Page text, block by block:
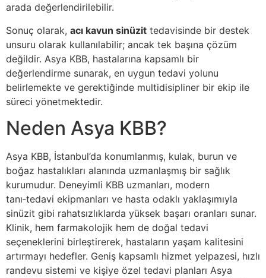
arada değerlendirilebilir.
Sonuç olarak, acı kavun sinüzit tedavisinde bir destek
unsuru olarak kullanılabilir; ancak tek başına çözüm
değildir. Asya KBB, hastalarına kapsamlı bir
değerlendirme sunarak, en uygun tedavi yolunu
belirlemekte ve gerektiğinde multidisipliner bir ekip ile
süreci yönetmektedir.
Neden Asya KBB?
Asya KBB, İstanbul’da konumlanmış, kulak, burun ve
boğaz hastalıkları alanında uzmanlaşmış bir sağlık
kurumudur. Deneyimli KBB uzmanları, modern
tanı‑tedavi ekipmanları ve hasta odaklı yaklaşımıyla
sinüzit gibi rahatsızlıklarda yüksek başarı oranları sunar.
Klinik, hem farmakolojik hem de doğal tedavi
seçeneklerini birleştirerek, hastaların yaşam kalitesini
artırmayı hedefler. Geniş kapsamlı hizmet yelpazesi, hızlı
randevu sistemi ve kişiye özel tedavi planları Asya